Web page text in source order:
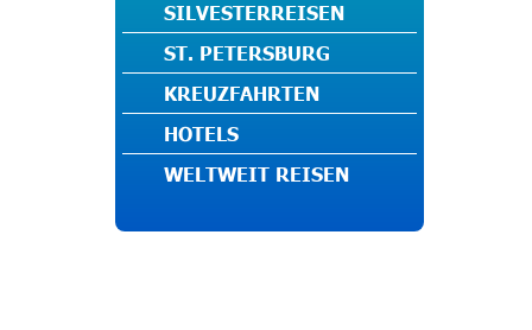
SILVESTERREISEN
ST. PETERSBURG
KREUZFAHRTEN
HOTELS
WELTWEIT REISEN